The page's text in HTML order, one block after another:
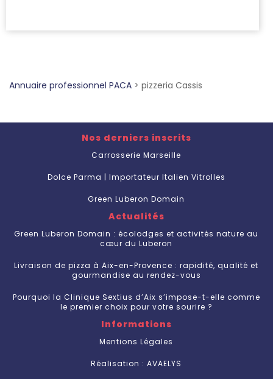
Annuaire professionnel PACA > pizzeria Cassis
Nos derniers inscrits
Carrosserie Marseille
Dolce Parma | Importateur Italien Vitrolles
Green Luberon Domain
Actualités
Green Luberon Domain : écolodges et activités nature au
cœur du Luberon
Livraison de pizza à Aix-en-Provence : rapidité, qualité et
gourmandise au rendez-vous
Pourquoi la Clinique Sextius d’Aix s’impose-t-elle comme
le premier choix pour votre sourire ?
Informations
Mentions Légales
Réalisation : AVAELYS